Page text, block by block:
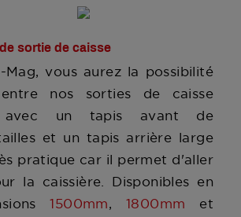
sortie de caisse
Mag, vous aurez la possibilité
nos sorties de caisse
avec un tapis avant de
et un tapis arrière large
pratique car il permet d'aller
la caissière. Disponibles en
1500mm,1800mm et